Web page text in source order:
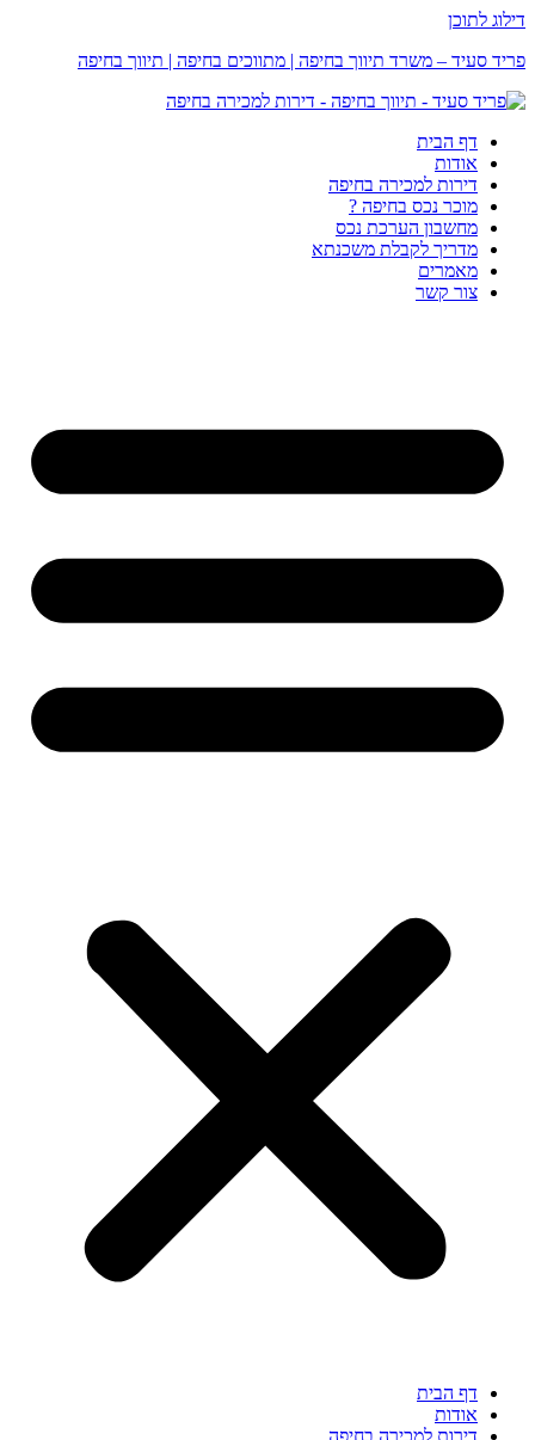
דילוג לתוכן
פריד סעיד – משרד תיווך בחיפה | מתווכים בחיפה | תיווך בחיפה
דף הבית
אודות
דירות למכירה בחיפה
מוכר נכס בחיפה ?
מחשבון הערכת נכס
מדריך לקבלת משכנתא
מאמרים
צור קשר
דף הבית
אודות
דירות למכירה בחיפה